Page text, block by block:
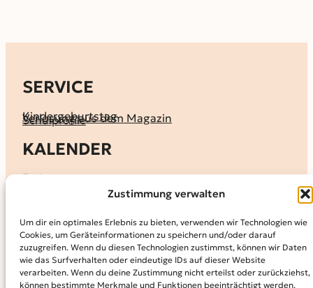
Zustimmung verwalten
Um dir ein optimales Erlebnis zu bieten, verwenden wir Technologien wie
Cookies, um Geräteinformationen zu speichern und/oder darauf
zuzugreifen. Wenn du diesen Technologien zustimmst, können wir Daten
wie das Surfverhalten oder eindeutige IDs auf dieser Website
verarbeiten. Wenn du deine Zustimmung nicht erteilst oder zurückziehst,
können bestimmte Merkmale und Funktionen beeinträchtigt werden.
SERVICE
Kindergeburtstag
Verlosung aus dem Magazin
Schulprofile
KALENDER
Ferienprogramme
KidS-Ausgaben online lesen
Abonnement
Archiv
INFO